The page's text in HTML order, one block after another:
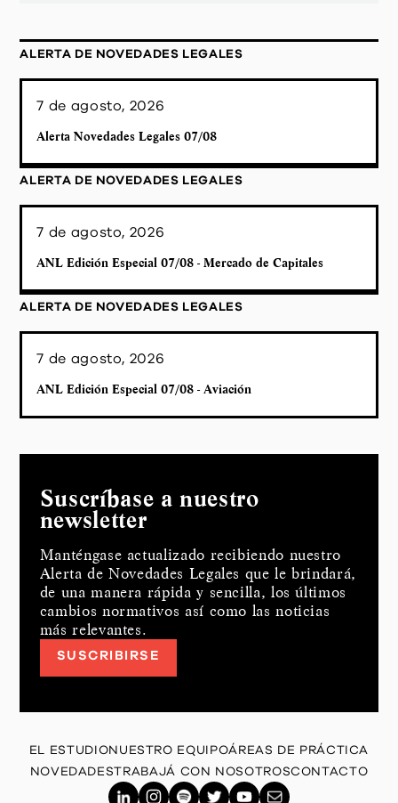
ALERTA DE NOVEDADES LEGALES
7 de agosto, 2026
Alerta Novedades Legales 07/08
ALERTA DE NOVEDADES LEGALES
7 de agosto, 2026
ANL Edición Especial 07/08 - Mercado de Capitales
ALERTA DE NOVEDADES LEGALES
7 de agosto, 2026
ANL Edición Especial 07/08 - Aviación
Suscríbase a nuestro
newsletter
Manténgase actualizado recibiendo nuestro
Alerta de Novedades Legales que le brindará,
de una manera rápida y sencilla, los últimos
cambios normativos así como las noticias
más relevantes.
SUSCRIBIRSE
EL ESTUDIONUESTRO EQUIPOÁREAS DE PRÁCTICA
NOVEDADESTRABAJÁ CON NOSOTROSCONTACTO